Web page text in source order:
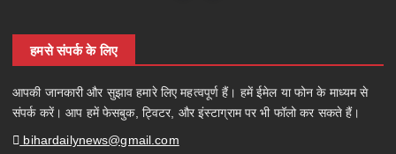
हमसे संपर्क के लिए
आपकी जानकारी और सुझाव हमारे लिए महत्वपूर्ण हैं। हमें ईमेल या फोन के माध्यम से
संपर्क करें। आप हमें फेसबुक, ट्विटर, और इंस्टाग्राम पर भी फॉलो कर सकते हैं।
bihardailynews@gmail.com